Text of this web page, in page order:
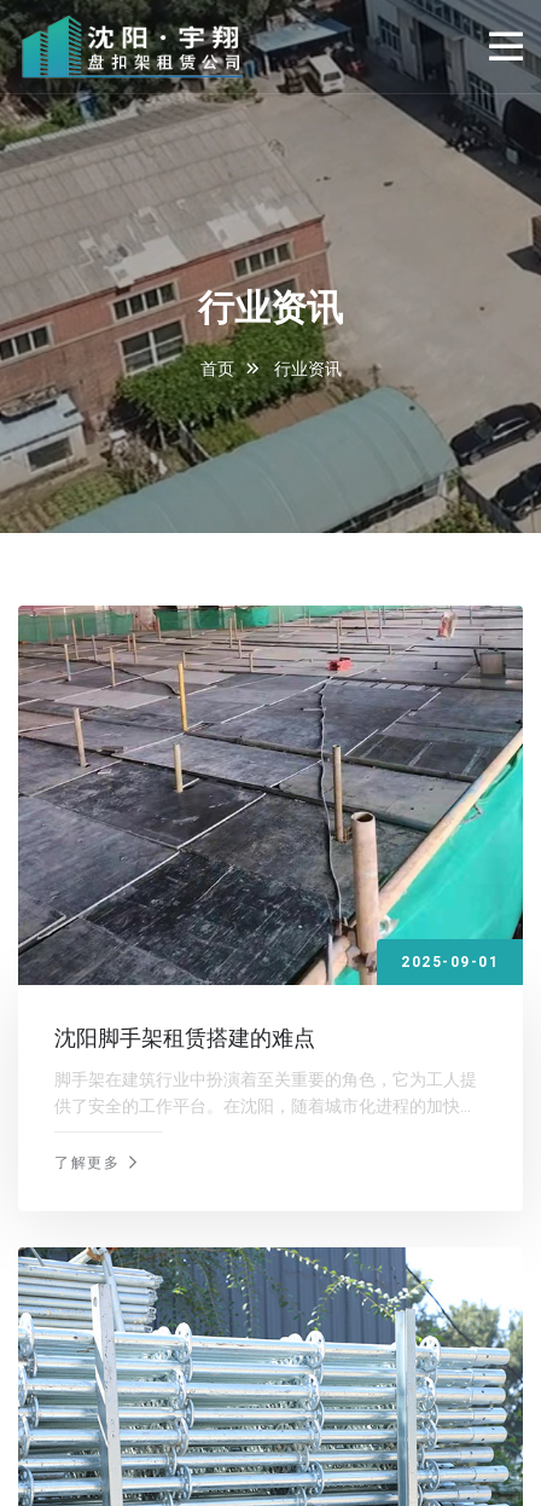
行业资讯
首页 行业资讯
2025-09-01
沈阳脚手架租赁搭建的难点
脚手架在建筑行业中扮演着至关重要的角色，它为工人提
供了安全的工作平台。在沈阳，随着城市化进程的加快，
沈阳脚手架租赁搭建过程中存在诸多难点。
了解更多